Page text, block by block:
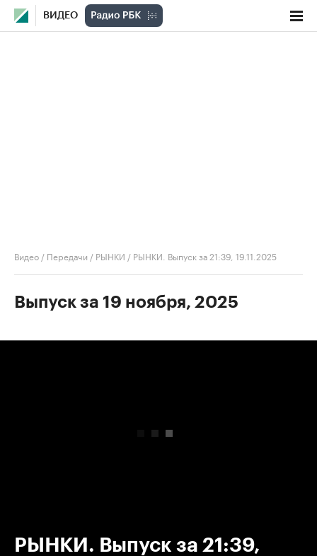
ВИДЕО
Видео / Передачи / РЫНКИ / РЫНКИ. Выпуск за 21:39, 19.11.2025
Выпуск за 19 ноября, 2025
РЫНКИ. Выпуск за 21:39,